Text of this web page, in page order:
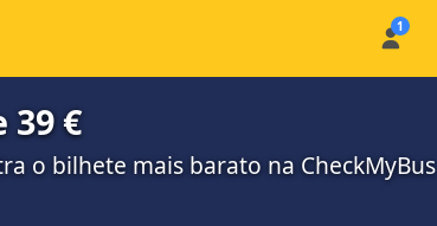
€
o bilhete mais barato na CheckMyBus